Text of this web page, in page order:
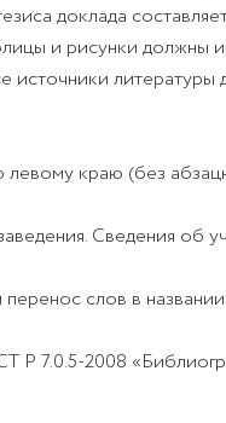
доклада
и рисунки должны
источники
краю (без
Сведения об
слов в названии
Р 7.0.5-2008